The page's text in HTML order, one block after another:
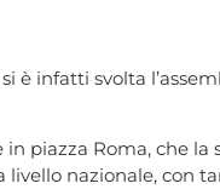
è infatti svolta
piazza Roma, che la
livello nazionale, con